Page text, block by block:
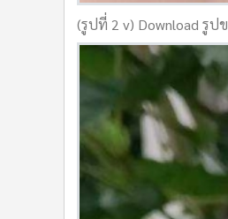
(รูปที่ 2 v) Download รูป